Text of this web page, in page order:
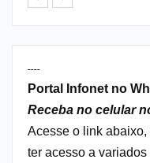
----
Portal Infonet no
Receba no celular
Acesse o link
ter acesso a variados